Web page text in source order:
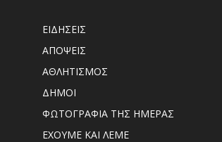
ΕΙΔΗΣΕΙΣ
ΑΠΟΨΕΙΣ
ΑΘΛΗΤΙΣΜΟΣ
ΔΗΜΟΙ
ΦΩΤΟΓΡΑΦΙΑ ΤΗΣ ΗΜΕΡΑΣ
ΕΧΟΥΜΕ ΚΑΙ ΛΕΜΕ